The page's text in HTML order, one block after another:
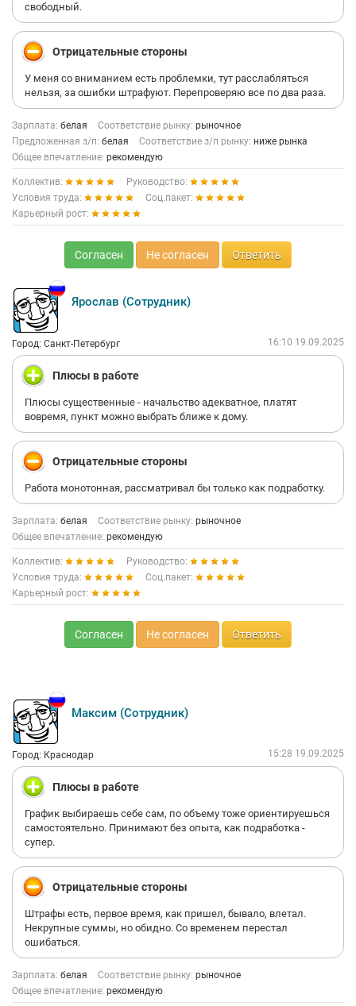
свободный.
Отрицательные стороны
У меня со вниманием есть проблемки, тут расслабляться
нельзя, за ошибки штрафуют. Перепроверяю все по два раза.
Зарплата: белая Соответствие рынку: рыночное
Предложенная з/п: белая Соответствие з/п рынку: ниже рынка
Общее впечатление: рекомендую
Коллектив:
Руководство:
Условия труда:
Соц.пакет:
Карьерный рост:
Согласен Не согласен Ответить
Ярослав (Сотрудник)
Город: Санкт-Петербург 16:10 19.09.2025
Плюсы в работе
Плюсы существенные - начальство адекватное, платят
вовремя, пункт можно выбрать ближе к дому.
Отрицательные стороны
Работа монотонная, рассматривал бы только как подработку.
Зарплата: белая Соответствие рынку: рыночное
Общее впечатление: рекомендую
Коллектив:
Руководство:
Условия труда:
Соц.пакет:
Карьерный рост:
Согласен Не согласен Ответить
Максим (Сотрудник)
Город: Краснодар 15:28 19.09.2025
Плюсы в работе
График выбираешь себе сам, по объему тоже ориентируешься
самостоятельно. Принимают без опыта, как подработка -
супер.
Отрицательные стороны
Штрафы есть, первое время, как пришел, бывало, влетал.
Некрупные суммы, но обидно. Со временем перестал
ошибаться.
Зарплата: белая Соответствие рынку: рыночное
Общее впечатление: рекомендую